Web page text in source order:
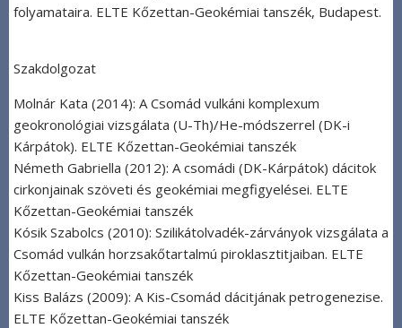
folyamataira. ELTE Kőzettan-Geokémiai tanszék, Budapest.
Szakdolgozat
Molnár Kata (2014): A Csomád vulkáni komplexum
geokronológiai vizsgálata (U-Th)/He-módszerrel (DK-i
Kárpátok). ELTE Kőzettan-Geokémiai tanszék
Németh Gabriella (2012): A csomádi (DK-Kárpátok) dácitok
cirkonjainak szöveti és geokémiai megfigyelései. ELTE
Kőzettan-Geokémiai tanszék
Kósik Szabolcs (2010): Szilikátolvadék-zárványok vizsgálata a
Csomád vulkán horzsakőtartalmú piroklasztitjaiban. ELTE
Kőzettan-Geokémiai tanszék
Kiss Balázs (2009): A Kis-Csomád dácitjának petrogenezise.
ELTE Kőzettan-Geokémiai tanszék